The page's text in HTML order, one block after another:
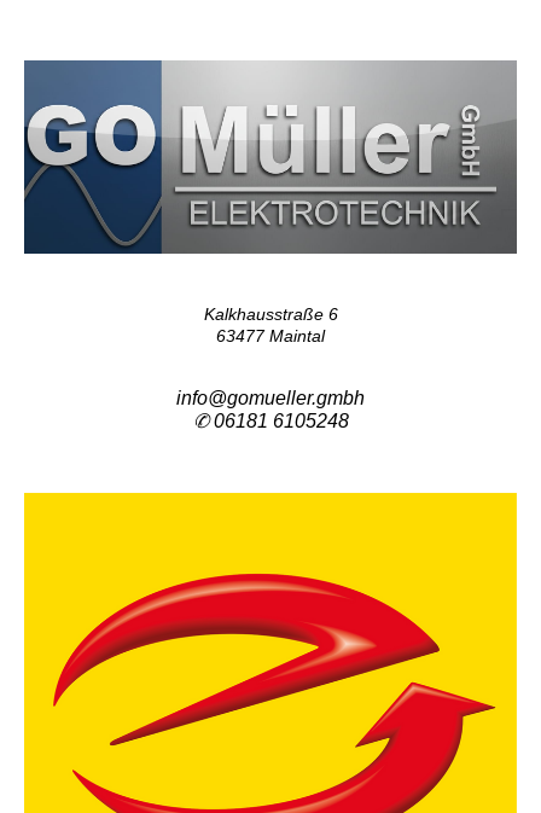
Kalkhausstraße 6
63477 Maintal
info@gomueller.gmbh
✆ 06181 6105248